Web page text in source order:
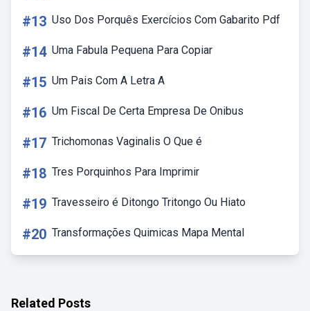
#13 Uso Dos Porquês Exercícios Com Gabarito Pdf
#14 Uma Fabula Pequena Para Copiar
#15 Um Pais Com A Letra A
#16 Um Fiscal De Certa Empresa De Onibus
#17 Trichomonas Vaginalis O Que é
#18 Tres Porquinhos Para Imprimir
#19 Travesseiro é Ditongo Tritongo Ou Hiato
#20 Transformações Quimicas Mapa Mental
Related Posts